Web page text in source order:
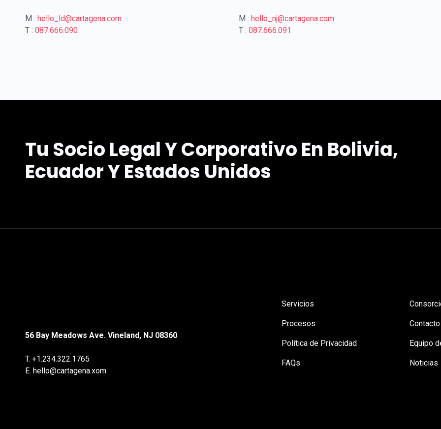
M : hello_ld@cartagena.com
T : 087.666.090
M : hello_nj@cartagena.com
T : 087.666.091
Tu Socio Legal Y Corporativo En Bolivia,
Ecuador Y Estados Unidos
56 Bay Meadows Ave. Vineland, NJ 08360
T. +1.234.322.1765
E. hello@cartagena.xom
Servicios
Procesos
Política de Privacidad
FAQs
Contacto
Equipo
Noticias